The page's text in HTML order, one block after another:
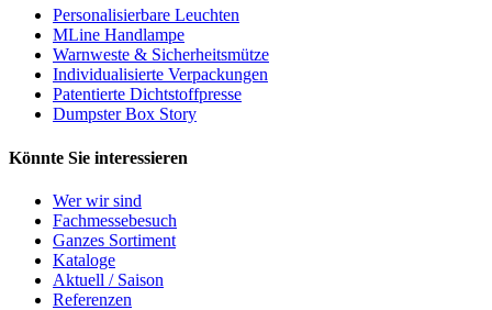
Personalisierbare Leuchten
MLine Handlampe
Warnweste & Sicherheitsmütze
Individualisierte Verpackungen
Patentierte Dichtstoffpresse
Dumpster Box Story
Könnte Sie interessieren
Wer wir sind
Fachmessebesuch
Ganzes Sortiment
Kataloge
Aktuell / Saison
Referenzen